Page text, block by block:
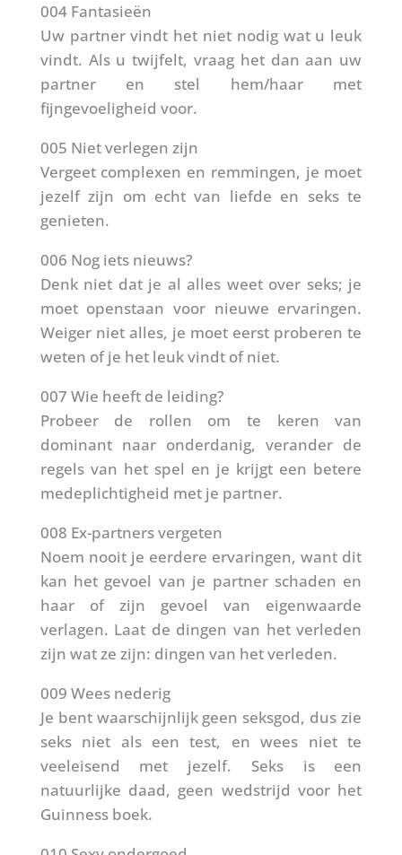
004 Fantasieën
Uw partner vindt het niet nodig wat u leuk
vindt. Als u twijfelt, vraag het dan aan uw
partner en stel hem/haar met
fijngevoeligheid voor.
005 Niet verlegen zijn
Vergeet complexen en remmingen, je moet
jezelf zijn om echt van liefde en seks te
genieten.
006 Nog iets nieuws?
Denk niet dat je al alles weet over seks; je
moet openstaan voor nieuwe ervaringen.
Weiger niet alles, je moet eerst proberen te
weten of je het leuk vindt of niet.
007 Wie heeft de leiding?
Probeer de rollen om te keren van
dominant naar onderdanig, verander de
regels van het spel en je krijgt een betere
medeplichtigheid met je partner.
008 Ex-partners vergeten
Noem nooit je eerdere ervaringen, want dit
kan het gevoel van je partner schaden en
haar of zijn gevoel van eigenwaarde
verlagen. Laat de dingen van het verleden
zijn wat ze zijn: dingen van het verleden.
009 Wees nederig
Je bent waarschijnlijk geen seksgod, dus zie
seks niet als een test, en wees niet te
veeleisend met jezelf. Seks is een
natuurlijke daad, geen wedstrijd voor het
Guinness boek.